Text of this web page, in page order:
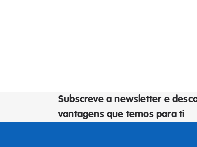
Subscreve a newsletter e
vantagens que temos para ti